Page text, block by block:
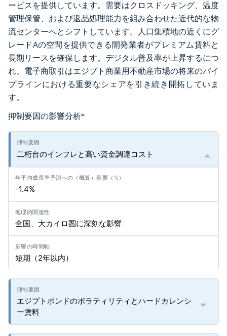
ービスを提供しています。需要はクロスドッキング、温度
管理保管、および返品処理能力を組み合わせた近代的な物
流センターへとシフトしています。人口集積地の近くにグ
レードAの空間を提供できる開発業者がプレミアム賃料と
長期リースを確保します。デジタル普及率が上昇するにつ
れ、電子商取引はエジプト商業用不動産市場の将来のパイ
プラインにおける重要なシェアを引き続き開拓していま
す。
抑制要因の影響分析*
二桁台のインフレと高い資金調達コスト
-1.4%
全国、大カイロ圏に深刻な影響
短期（2年以内）
エジプトポンドのボラティリティとハードカレンシ
ー賃料